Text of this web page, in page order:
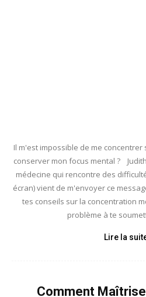
Il m'est impossible de me
conserver mon focus mental ?
médecine qui rencontre des
écran) vient de m'envoyer ce
tes conseils sur la concentration
problème à te
Lire la
Comment